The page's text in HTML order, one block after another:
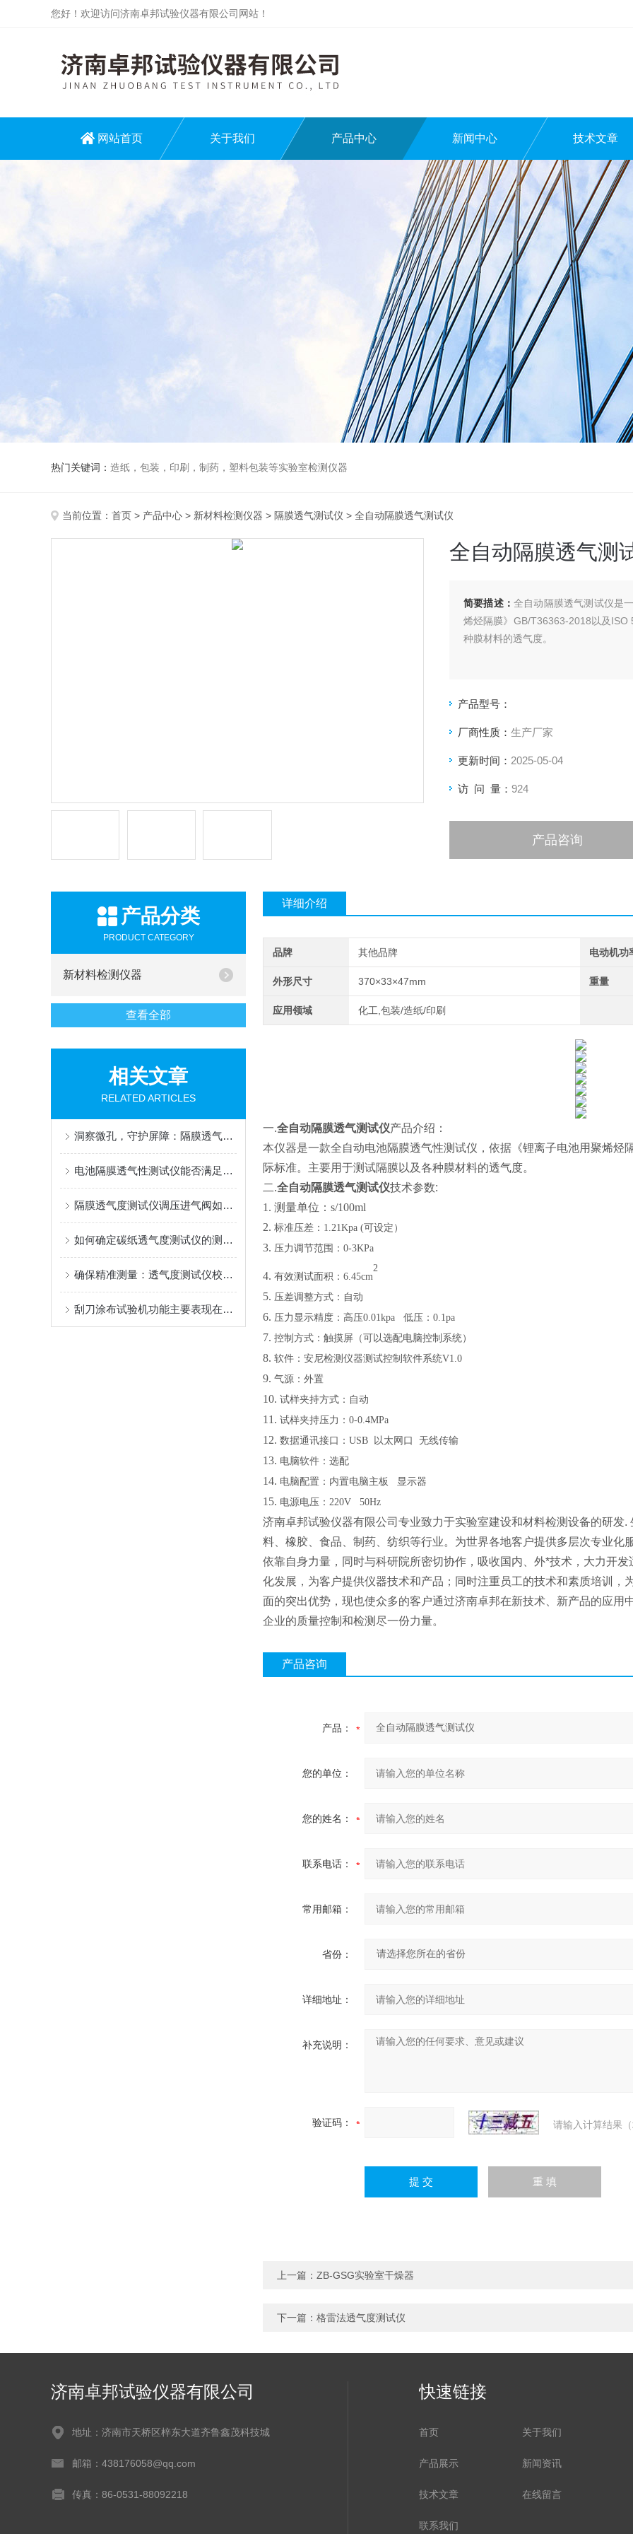
您好！欢迎访问济南卓邦试验仪器有限公司网站！
网站首页 关于我们 产品中心 新闻中心 技术文章
热门关键词： 造纸，包装，印刷，制药，塑料包装等实验室检测仪器
当前位置： 首页 > 产品中心 > 新材料检测仪器 > 隔膜透气测试仪 > 全自动隔膜透气测试仪
全自动隔膜透气测
简要描述： 全自动隔膜透气测试仪是
烯烃隔膜》GB/T36363-2018以及
种膜材料的透气度。
产品型号：
厂商性质： 生产厂家
更新时间： 2025-05-04
访 问 量： 924
产品咨询
产品分类
PRODUCT CATEGORY
新材料检测仪器
查看全部
相关文章
RELATED ARTICLES
洞察微孔，守护屏障：隔膜透气度测定仪，材料性能的精密标尺
电池隔膜透气性测试仪能否满足新能源行业的特殊要求？
隔膜透气度测试仪调压进气阀如何精准调节？
如何确定碳纸透气度测试仪的测量范围？
确保精准测量：透气度测试仪校准规范解析
刮刀涂布试验机功能主要表现在以下几个方面
详细介绍
品牌 其他品牌 电动机功
外形尺寸 370×33×47mm 重量
应用领域 化工,包装/造纸/印刷
一.全自动隔膜透气测试仪产品介绍：
本仪器是一款全自动电池隔膜透气性测试仪，依据《锂离子电池用聚烯烃
际标准。 主要用于测试隔膜以及各种膜材料的透气度。
二.全自动隔膜透气测试仪技术参数:
1. 测量单位：s/100ml
2. 标准压差： 1.21Kpa (可设定）
3. 压力调节范围： 0-3KPa
4. 有效测试面积： 6.45cm
2
5. 压差调整方式：自动
6. 压力显示精度：高压0.01kpa 低压：0.1pa
7. 控制方式：触摸屏（可以选配电脑控制系统）
8. 软件：安尼检测仪器测试控制软件系统V1.0
9. 气源：外置
10. 试样夹持方式：自动
11. 试样夹持压力： 0-0.4MPa
12. 数据通讯接口： USB 以太网口 无线传输
13. 电脑软件：选配
14. 电脑配置：内置电脑主板 显示器
15. 电源电压： 220V 50Hz
济南卓邦试验仪器有限公司专业致力于实验室建设和材料检测设备的研发
料、橡胶、食品、制药、纺织等行业。为世界各地客户提供多层次专业化
依靠自身力量，同时与科研院所密切协作，吸收国内、外*技术，大力开
化发展，为客户提供仪器技术和产品；同时注重员工的技术和素质培训，
面的突出优势，现也使众多的客户通过济南卓邦在新技术、新产品的应用
企业的质量控制和检测尽一份力量。
产品咨询
产品：
您的单位：
您的姓名：
联系电话：
常用邮箱：
省份：
详细地址：
补充说明：
验证码： 请输入计算结果
上一篇： ZB-GSG实验室干燥器
下一篇： 格雷法透气度测试仪
济南卓邦试验仪器有限公司
地址：济南市天桥区梓东大道齐鲁鑫茂科技城
邮箱：438176058@qq.com
传真：86-0531-88092218
快速链接
首页 关于我们
产品展示 新闻资讯
技术文章 在线留言
联系我们